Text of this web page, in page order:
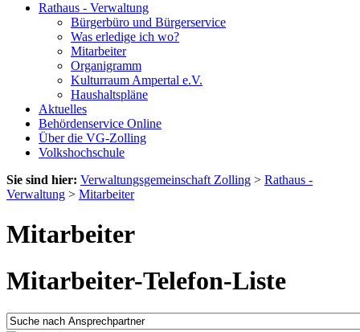
Rathaus - Verwaltung
Bürgerbüro und Bürgerservice
Was erledige ich wo?
Mitarbeiter
Organigramm
Kulturraum Ampertal e.V.
Haushaltspläne
Aktuelles
Behördenservice Online
Über die VG-Zolling
Volkshochschule
Sie sind hier: Verwaltungsgemeinschaft Zolling > Rathaus -
Verwaltung > Mitarbeiter
Mitarbeiter
Mitarbeiter-Telefon-Liste